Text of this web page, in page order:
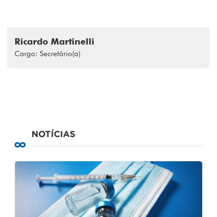
Ricardo Martinelli
Cargo: Secretário(a)
NOTÍCIAS